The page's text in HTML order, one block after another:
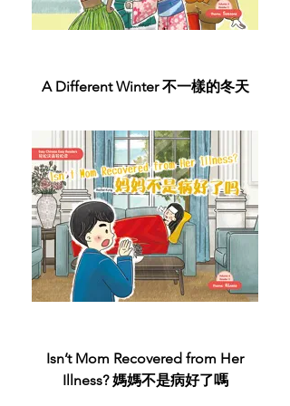
A Different Winter 不一樣的冬天
Isn’t Mom Recovered from Her
Illness? 媽媽不是病好了嗎